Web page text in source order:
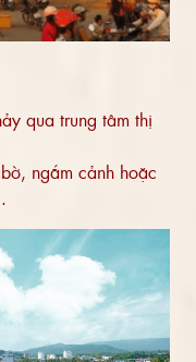
qua trung tâm thị
ngắm cảnh hoặc